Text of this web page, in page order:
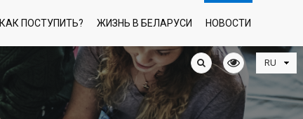
КАК ПОСТУПИТЬ? ЖИЗНЬ В БЕЛАРУСИ НОВОСТИ